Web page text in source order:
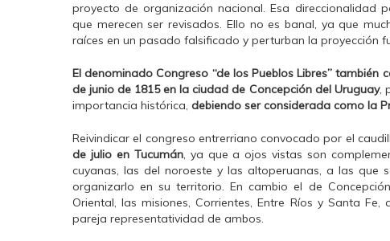
proyecto de organización nacional. Esa direccionalidad
que merecen ser revisados. Ello no es banal, ya que
raíces en un pasado falsificado y perturban la proyección
El denominado Congreso “de los Pueblos Libres”
de junio de 1815 en la ciudad de Concepción del Uruguay,
importancia histórica, debiendo ser considerada como la
Reivindicar el congreso entrerriano convocado por el
de julio en Tucumán, ya que a ojos vistas son
cuyanas, las del noroeste y las altoperuanas, a las que
organizarlo en su territorio. En cambio el de
Oriental, las misiones, Corrientes, Entre Ríos y Santa
pareja representatividad de ambos.